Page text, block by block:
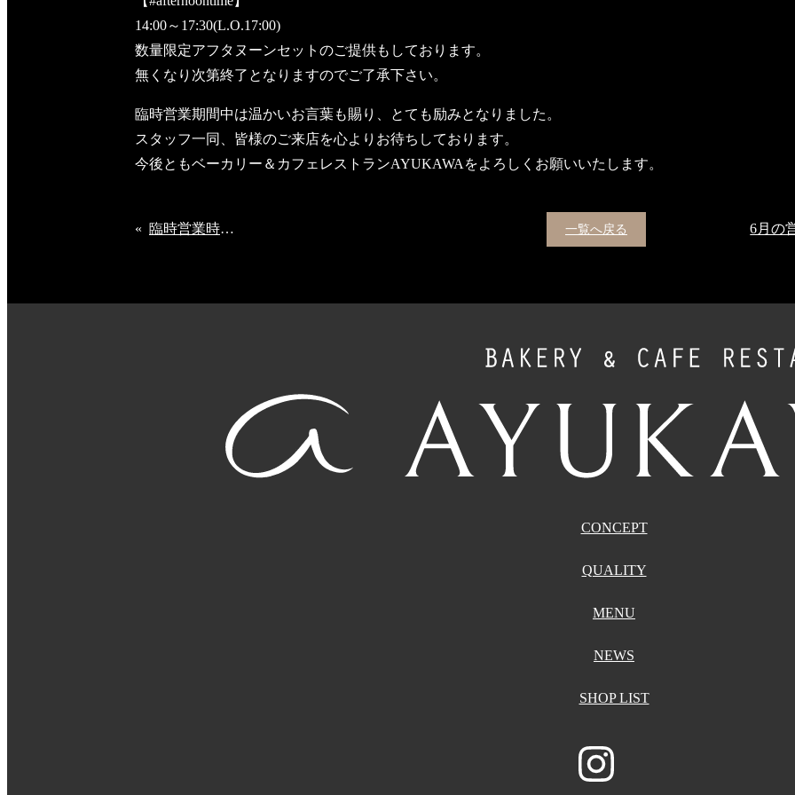
14:00～17:30(L.O.17:00)
数量限定アフタヌーンセットのご提供もしております。
無くなり次第終了となりますのでご了承下さい。
臨時営業期間中は温かいお言葉も賜り、とても励みとなりました。
スタッフ一同、皆様のご来店を心よりお待ちしております。
今後ともベーカリー＆カフェレストランAYUKAWAをよろしくお願いいたします。
« 臨時営業時間のご案内 一覧へ戻る
CONCEPT
QUALITY
MENU
NEWS
SHOP LIST